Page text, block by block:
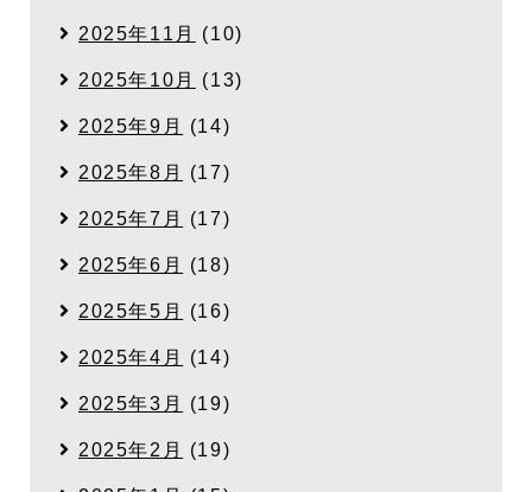
2025年11月 (10)
2025年10月 (13)
2025年9月 (14)
2025年8月 (17)
2025年7月 (17)
2025年6月 (18)
2025年5月 (16)
2025年4月 (14)
2025年3月 (19)
2025年2月 (19)